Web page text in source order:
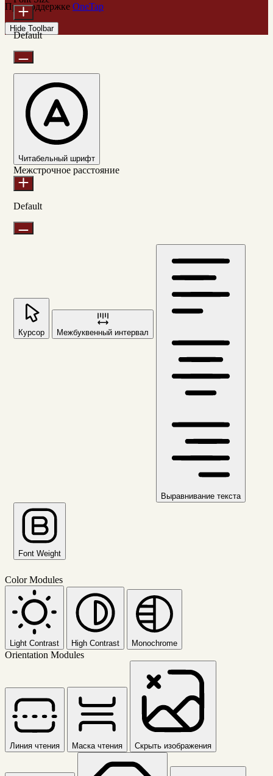
При поддержке OneTap
Hide Toolbar
Default
Читабельный шрифт
Межстрочное расстояние
Default
Курсор Межбуквенный интервал
Выравнивание текста
Font Weight
Color Modules
Light Contrast High Contrast Monochrome
Orientation Modules
Линия чтения Маска чтения Скрыть изображения